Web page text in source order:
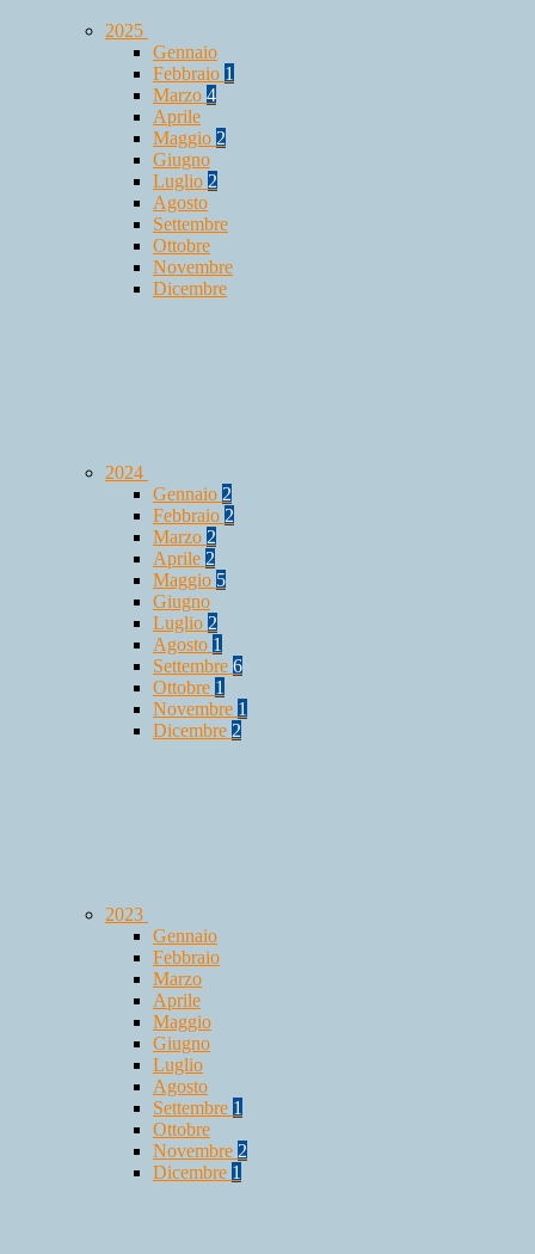
2025
Gennaio
Febbraio 1
Marzo 4
Aprile
Maggio 2
Giugno
Luglio 2
Agosto
Settembre
Ottobre
Novembre
Dicembre
2024
Gennaio 2
Febbraio 2
Marzo 2
Aprile 2
Maggio 5
Giugno
Luglio 2
Agosto 1
Settembre 6
Ottobre 1
Novembre 1
Dicembre 2
2023
Gennaio
Febbraio
Marzo
Aprile
Maggio
Giugno
Luglio
Agosto
Settembre 1
Ottobre
Novembre 2
Dicembre 1